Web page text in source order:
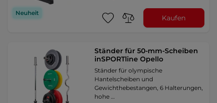
Neuheit
Kaufen
Ständer für 50-mm-Scheiben
inSPORTline Opello
Ständer für olympische
Hantelscheiben und
Gewichthebestangen, 6 Halterungen,
hohe …